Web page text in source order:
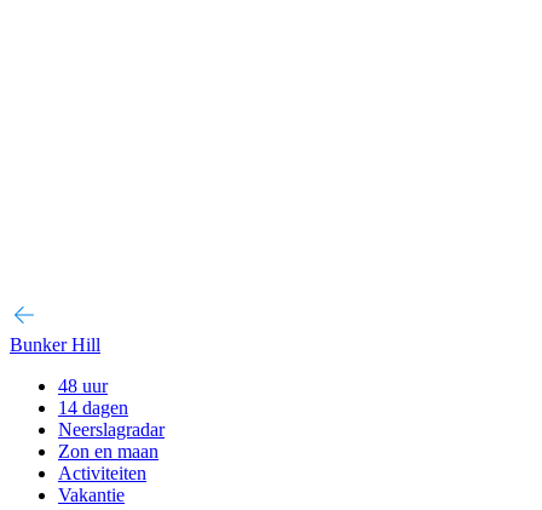
Bunker Hill
48 uur
14 dagen
Neerslagradar
Zon en maan
Activiteiten
Vakantie